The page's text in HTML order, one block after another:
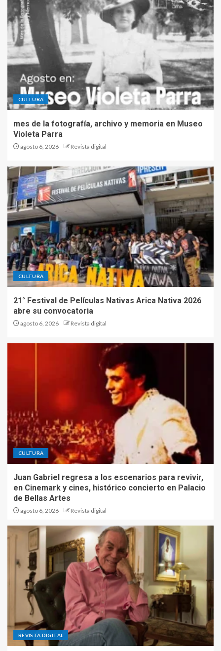
CULTURA
mes de la fotografía, archivo y memoria en Museo
Violeta Parra
agosto 6, 2026 Revista digital
CULTURA
21° Festival de Películas Nativas Arica Nativa 2026
abre su convocatoria
agosto 6, 2026 Revista digital
CULTURA
Juan Gabriel regresa a los escenarios para revivir,
en Cinemark y cines, histórico concierto en Palacio
de Bellas Artes
agosto 6, 2026 Revista digital
REVISTA DIGITAL